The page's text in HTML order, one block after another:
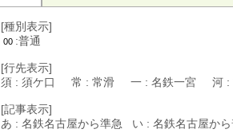
[種別表示]
00 :普通
[行先表示]
須 : 須ケ口 常 : 常滑 一 : 名鉄一宮 河
[記事表示]
あ : 名鉄名古屋から準急 い : 名鉄名古屋か